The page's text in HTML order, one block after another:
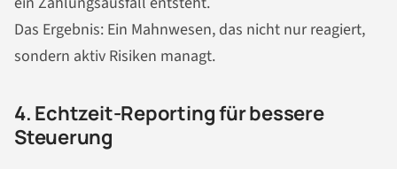
Das Ergebnis: Ein Mahnwesen, das nicht nur reagiert,
sondern aktiv Risiken managt.
4. Echtzeit-Reporting für bessere
Steuerung